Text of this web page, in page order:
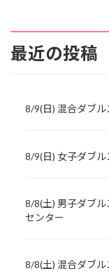
最近の投稿
8/9(日) 混合ダブ
8/9(日) 女子ダブ
8/8(土) 男子ダブ
センター
8/8(土) 混合ダブ